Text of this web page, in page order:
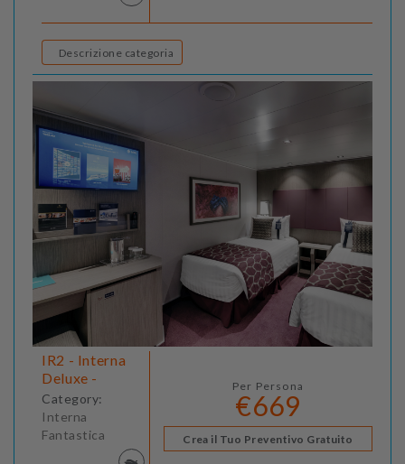
Descrizione categoria
IR2 - Interna
Deluxe -
Category:
Interna
Fantastica
Per Persona
€669
Crea il Tuo Preventivo Gratuito